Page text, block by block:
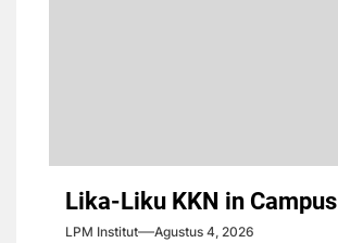
Lika-Liku KKN in Campus
LPM Institut Agustus 4, 2026